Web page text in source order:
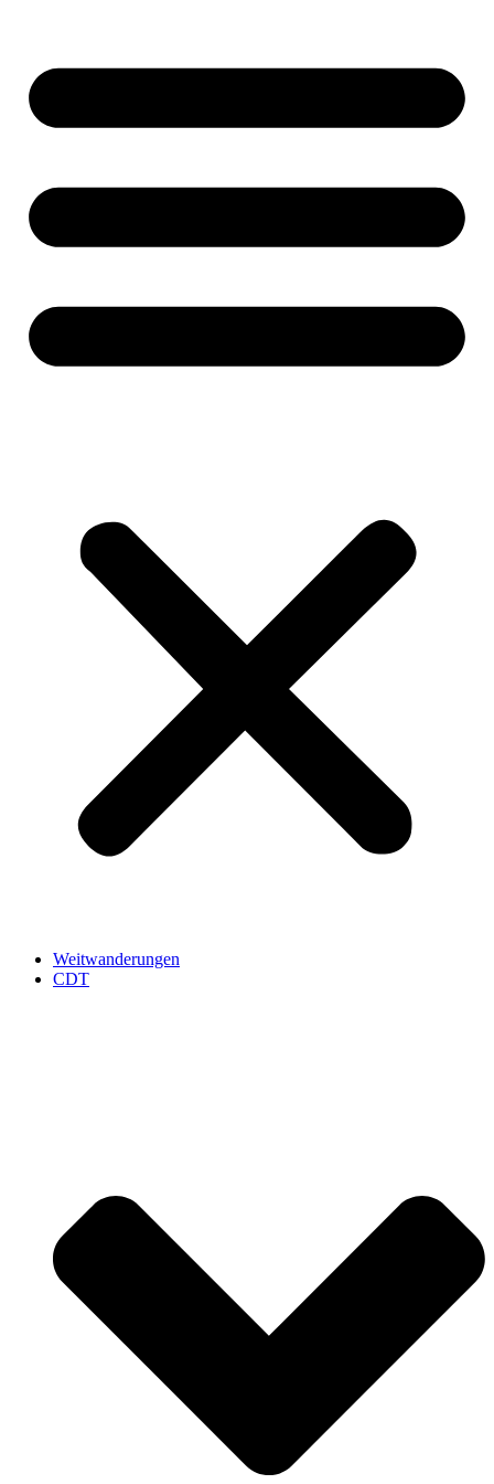
Weitwanderungen
CDT